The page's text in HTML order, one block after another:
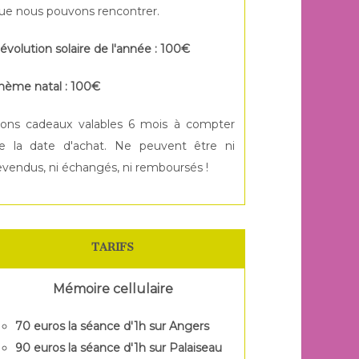
nous pouvons rencontrer.
solaire de l'année : 100€
natal : 100€
cadeaux valables 6 mois à compter
la date d'achat. Ne peuvent être ni
ni échangés, ni remboursés !
TARIFS
Mémoire cellulaire
70 euros la séance d'1h sur Angers
90 euros la séance d'1h sur Palaiseau